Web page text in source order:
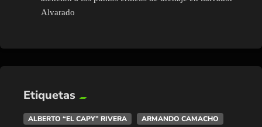
Alvarado
Etiquetas
ALBERTO “EL CAPY” RIVERA
ARMANDO CAMACHO